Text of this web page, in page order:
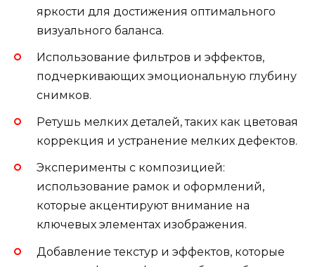
яркости для достижения оптимального
визуального баланса.
Использование фильтров и эффектов,
подчеркивающих эмоциональную глубину
снимков.
Ретушь мелких деталей, таких как цветовая
коррекция и устранение мелких дефектов.
Эксперименты с композицией:
использование рамок и оформлений,
которые акцентируют внимание на
ключевых элементах изображения.
Добавление текстур и эффектов, которые